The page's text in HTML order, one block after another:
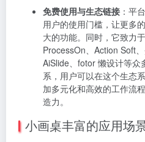
免费使用与生态链接 ：平
用户的使用门槛，让更多
大的功能。同时，它致力
ProcessOn、Action Soft、
AiSlide、fotor 懒设计等众
系，用户可以在这个生态
加多元化和高效的工作流
造力。
小画桌丰富的应用场